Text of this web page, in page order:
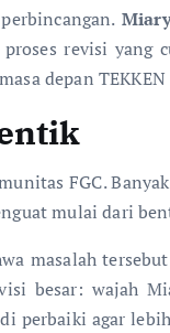
revisi
depan TEKKEN
FGC.
mulai dari
masalah
besar: wajah
agar